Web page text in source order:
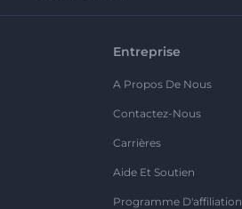
Entreprise
A Propos De Nous
Contactez-Nous
Carrières
Aide Et Soutien
Programme D'affiliation